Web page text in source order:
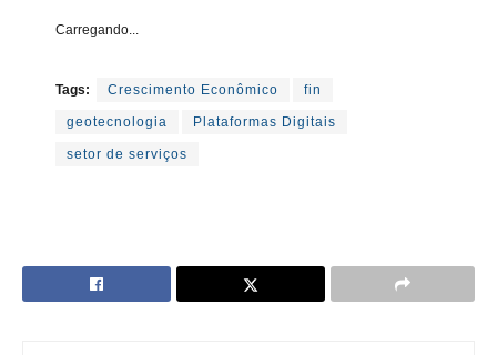
Carregando...
Tags: Crescimento Econômico fin
geotecnologia Plataformas Digitais
setor de serviços